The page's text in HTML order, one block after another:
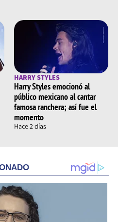
HARRY STYLES
Harry Styles emocionó al
público mexicano al cantar
famosa ranchera; así fue el
momento
Hace 2 días